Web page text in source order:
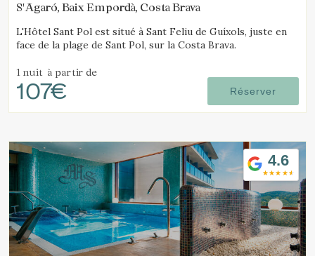
S'Agaró, Baix Empordà, Costa Brava
L'Hôtel Sant Pol est situé à Sant Feliu de Guíxols, juste en
face de la plage de Sant Pol, sur la Costa Brava.
1 nuit à partir de
107€ Réserver
4.6